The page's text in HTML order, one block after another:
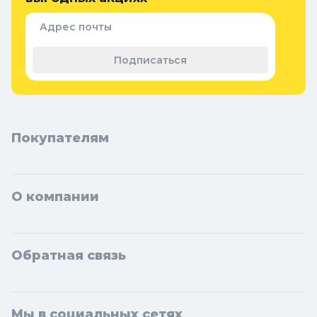
Семена и растения
Теплицы, парники и укрывной
Адрес почты
Подписаться
Покупателям
О компании
Обратная связь